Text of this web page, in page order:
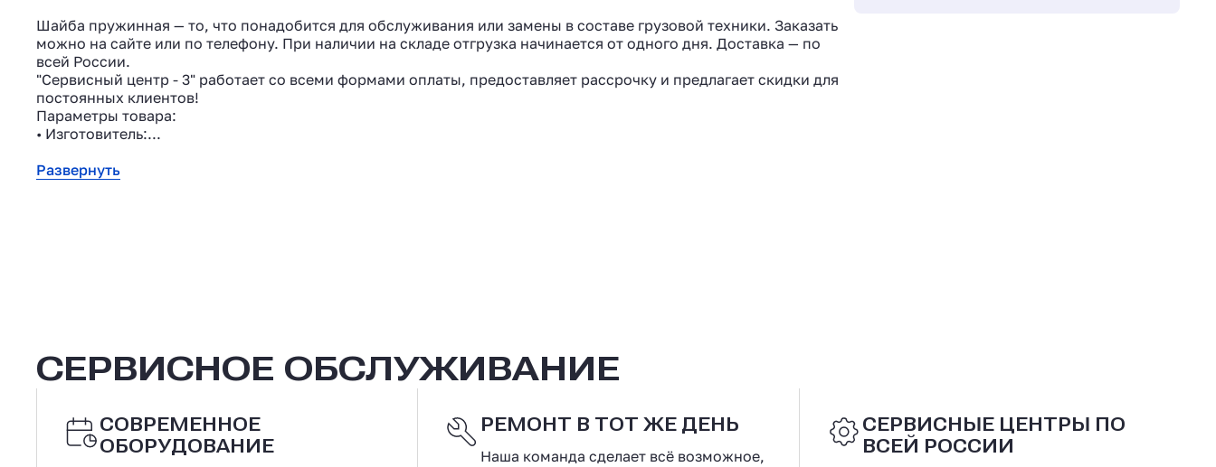
Шайба пружинная — то, что понадобится для обслуживания или замены в составе грузовой техники. Заказать
можно на сайте или по телефону. При наличии на складе отгрузка начинается от одного дня. Доставка — по
всей России.
"Сервисный центр - 3" работает со всеми формами оплаты, предоставляет рассрочку и предлагает скидки для
постоянных клиентов!
Параметры товара:
• Изготовитель:...
Развернуть
СЕРВИСНОЕ ОБСЛУЖИВАНИЕ
СОВРЕМЕННОЕ
ОБОРУДОВАНИЕ
РЕМОНТ В ТОТ ЖЕ ДЕНЬ
Наша команда сделает всё возможное,
СЕРВИСНЫЕ ЦЕНТРЫ ПО
ВСЕЙ РОССИИ